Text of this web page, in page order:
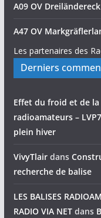
A09 OV Dreiländereck
A47 OV
Les partenaires des
Derniers
Effet du froid et de
radioamateurs –
plein hiver
VivyTlairdans
recherche de balise
LES BALISES
RADIO VIA NETdans